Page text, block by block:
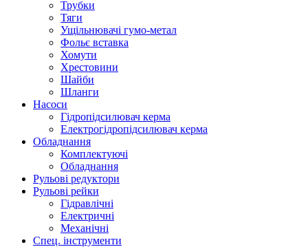
Трубки
Тяги
Ущільнювачі гумо-метал
Фольє вставка
Хомути
Хрестовини
Шайби
Шланги
Насоси
Гідропідсилювач керма
Електрогідропідсилювач керма
Обладнання
Комплектуючі
Обладнання
Рульові редуктори
Рульові рейки
Гідравлічні
Електричні
Механічні
Спец. інструменти